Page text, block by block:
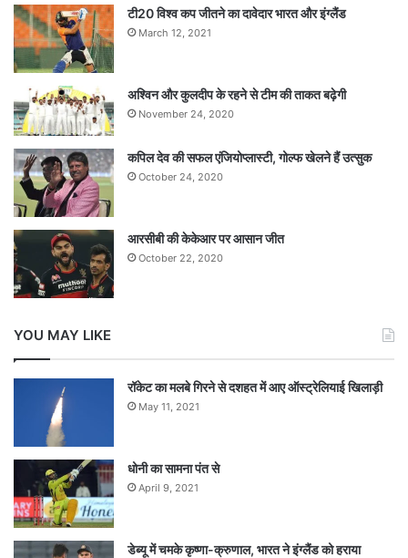
टी20 विश्व कप जीतने का दावेदार भारत और इंग्लैंड
March 12, 2021
अश्विन और कुलदीप के रहने से टीम की ताकत बढ़ेगी
November 24, 2020
कपिल देव की सफल एंजियोप्लास्टी, गोल्फ खेलने हैं उत्सुक
October 24, 2020
आरसीबी की केकेआर पर आसान जीत
October 22, 2020
YOU MAY LIKE
रॉकेट का मलबे गिरने से दशहत में आए ऑस्ट्रेलियाई खिलाड़ी
May 11, 2021
धोनी का सामना पंत से
April 9, 2021
डेब्यू में चमके कृष्णा-क्रुणाल, भारत ने इंग्लैंड को हराया